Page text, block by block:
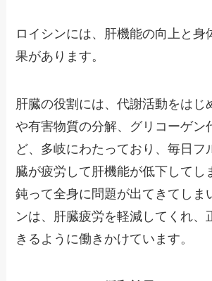
ロイシンには、肝機能の向上と身
果があります。
肝臓の役割には、代謝活動をはじ
や有害物質の分解、グリコーゲン
ど、多岐にわたっており、毎日フ
臓が疲労して肝機能が低下してし
鈍って全身に問題が出てきてしま
ンは、肝臓疲労を軽減してくれ、
きるように働きかけています。